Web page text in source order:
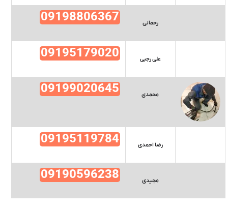
رحمانی 09198806367
علی رجبی 09195179020
محمدی 09199020645
رضا احمدی 09195119784
مجیدی 09190596238